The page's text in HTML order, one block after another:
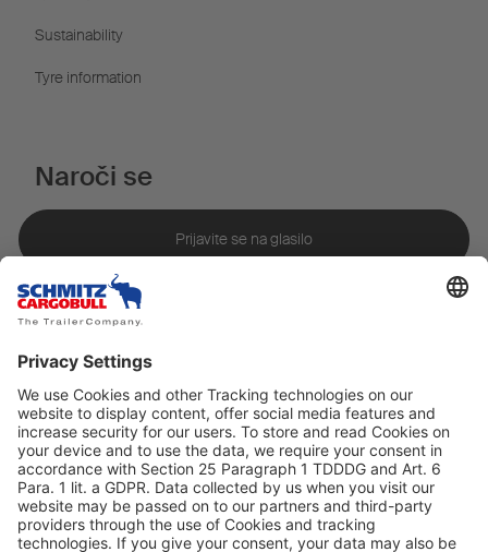
Sustainability
Tyre information
Naroči se